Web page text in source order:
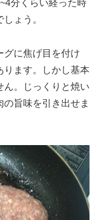
分くらい経った時
ょう。
グに焦げ目を付け
ります。しかし基本
ん。じっくりと焼い
旨味を引き出せま